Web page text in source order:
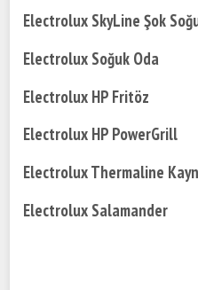
Electrolux SkyLine Şok
Electrolux Soğuk Oda
Electrolux HP Fritöz
Electrolux HP PowerGrill
Electrolux Thermaline
Electrolux Salamander